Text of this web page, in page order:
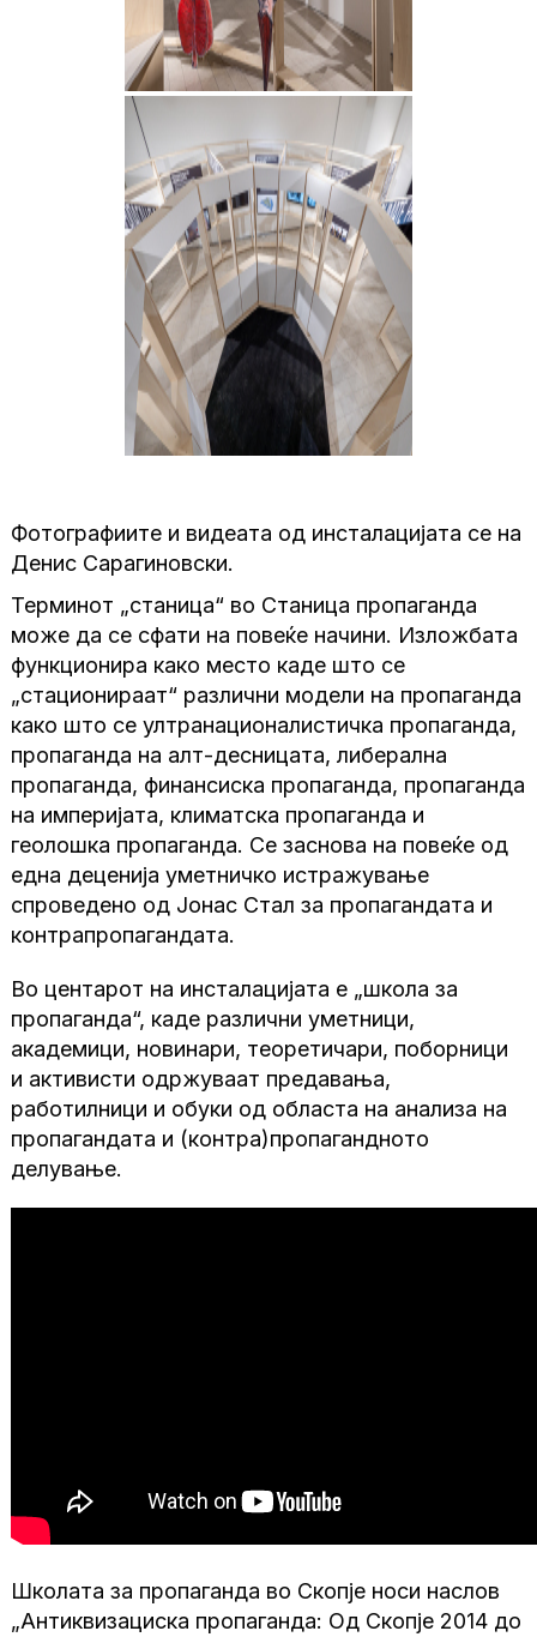
Фотографиите и видеата од инсталацијата се на
Денис Сарагиновски.
Терминот „станица“ во Станица пропаганда
може да се сфати на повеќе начини. Изложбата
функционира како место каде што се
„стационираат“ различни модели на пропаганда
како што се ултранационалистичка пропаганда,
пропаганда на алт-десницата, либерална
пропаганда, финансиска пропаганда, пропаганда
на империјата, климатска пропаганда и
геолошка пропаганда. Се заснова на повеќе од
една деценија уметничко истражување
спроведено од Јонас Стал за пропагандата и
контрапропагандата.
Во центарот на инсталацијата е „школа за
пропаганда“, каде различни уметници,
академици, новинари, теоретичари, поборници
и активисти одржуваат предавања,
работилници и обуки од областа на анализа на
пропагандата и (контра)пропагандното
делување.
Школата за пропаганда во Скопје носи наслов
„Антиквизациска пропаганда: Од Скопје 2014 до